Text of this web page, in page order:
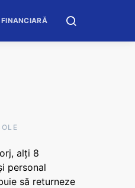
alți 8
personal
să returneze